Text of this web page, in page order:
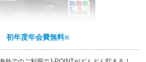
初年度年会費無料※